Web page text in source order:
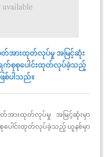
ာတ်အားထုတ်လုပ်မှု အမြင့်ဆုံး
တစ်ရက်စုစုပေါင်းထုတ်လုပ်ခဲ့သည့်
ြစ်ပါသည်။
တ်အားထုတ်လုပ်မှု အမြင့်ဆုံးမှာ
စုစုပေါင်းထုတ်လုပ်ခဲ့သည့် ယူနစ်မှာ